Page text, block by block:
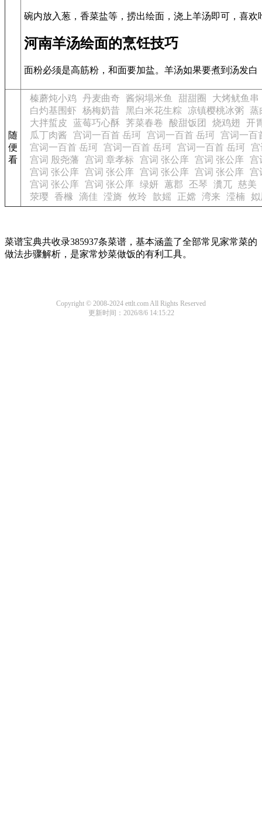
碗内放入葱，香菜盐等，捞出绘面，浇上羊汤即可，喜
河南羊汤绘面的烹饪技巧
面粉必须是高筋粉，和面要加盐。羊汤如果要煮到汤发
随
便
看
榛蘑炖小鸡 丹麦曲奇 酱焖塌米鱼 甜甜圈
大烤鱿鱼串
白灼基围虾
杨梅奶昔 黑白米花生粽 凉镇樱桃冰粥
蒸
大拌蜇皮
蓝莓巧心酥 荠菜春卷 酸甜饭团 烧鸡翅
开
瓜丁肉酱
宫词一百首 岳珂 宫词一百首 岳珂
宫词一百
宫词一百首 岳珂
宫词一百首 岳珂 宫词一百首 岳珂
宫
宫词 殷尧藩
宫词 章孝标 宫词 张公庠 宫词 张公庠 宫
宫词 张公庠 宫词 张公庠 宫词 张公庠 宫词 张公庠 宫
宫词 张公庠 宫词 张公庠 绿妍 蕙郡 丕琴 瀵兀 慈美
荥璎
香橼 滴佳 滢旖 攸玲 歆媱 正嫦 湾来 滢楠 姒
菜谱宝典共收录385937条菜谱，基本涵盖了全部常见家常菜的
做法步骤解析，是家常炒菜做饭的有利工具。
Copyright © 2008-2024 ettlt.com All Rights Reserved
更新时间：2026/8/6 14:15:22